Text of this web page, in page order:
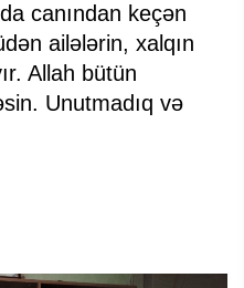
canından keçən
ailələrin, xalqın
Allah bütün
Unutmadıq və